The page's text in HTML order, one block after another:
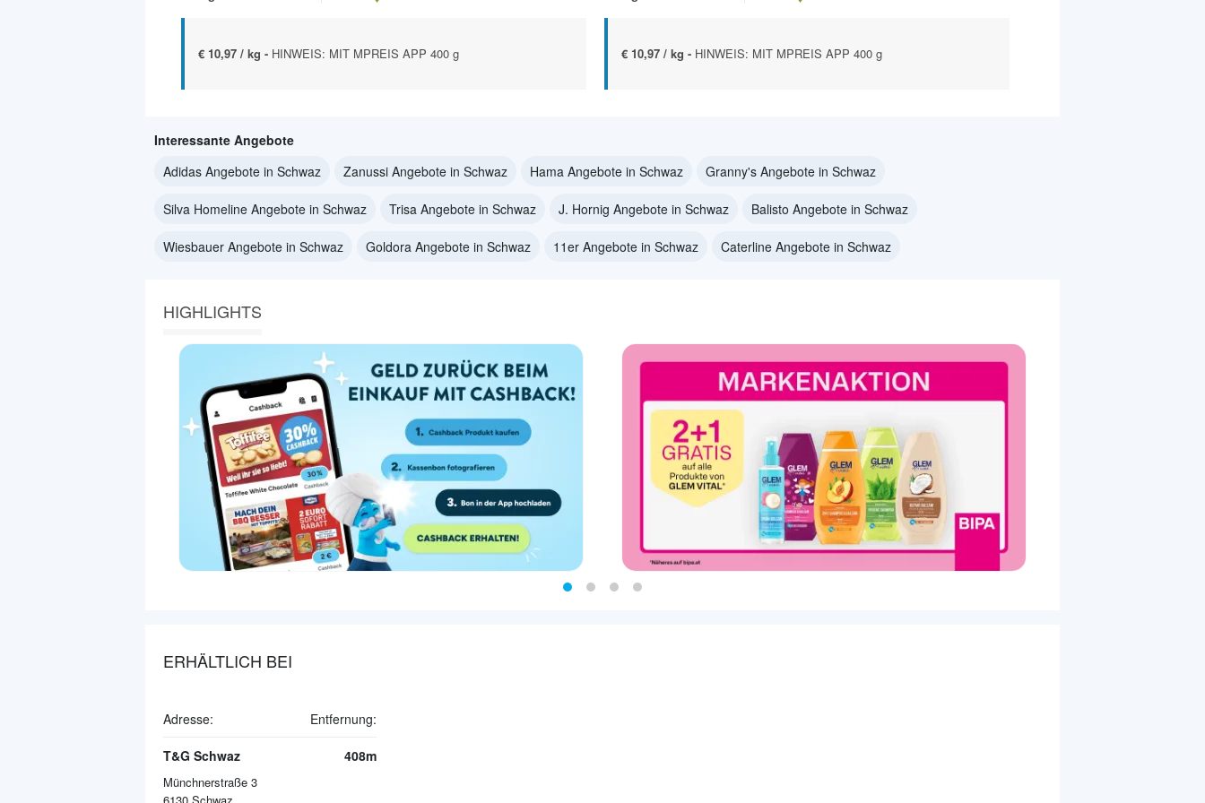
€ 10,97 / kg - HINWEIS: MIT MPREIS APP 400 g € 10,97 / kg - HINWEIS: MIT MPREIS APP 400 g
Interessante Angebote
Adidas Angebote in Schwaz
Zanussi Angebote in Schwaz Hama Angebote in Schwaz Granny's Angebote in Schwaz
Silva Homeline Angebote in Schwaz Trisa Angebote in Schwaz J. Hornig Angebote in Schwaz Balisto Angebote in Schwaz
Wiesbauer Angebote in Schwaz Goldora Angebote in Schwaz 11er Angebote in Schwaz Caterline Angebote in Schwaz
HIGHLIGHTS
ERHÄLTLICH BEI
Adresse: Entfernung:
T&G Schwaz
Münchnerstraße 3
408m